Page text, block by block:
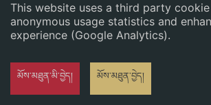
This website uses a third party
anonymous usage statistics and
experience (Google Analytics).
མོས་མཐུན་མི་བྱེད། མོས་མཐུན་བྱེད།